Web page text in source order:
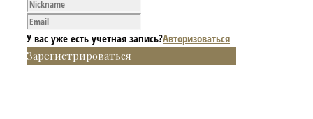
У вас уже есть учетная запись?Авторизоваться
Зарегистрироваться